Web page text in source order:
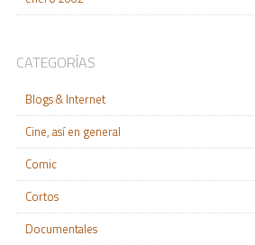
CATEGORÍAS
Blogs & Internet
Cine, así en general
Comic
Cortos
Documentales